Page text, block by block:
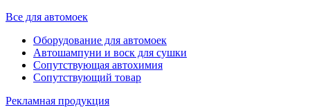
Все для автомоек
Оборудование для автомоек
Автошампуни и воск для сушки
Сопутствующая автохимия
Сопутствующий товар
Рекламная продукция